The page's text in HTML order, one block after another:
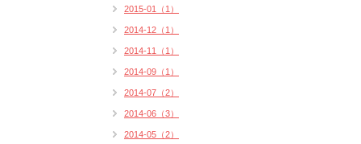
2015-01（1）
2014-12（1）
2014-11（1）
2014-09（1）
2014-07（2）
2014-06（3）
2014-05（2）